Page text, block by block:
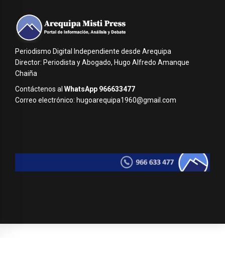
Periodismo Digital Independiente desde Arequipa
Director: Periodista y Abogado, Hugo Alfredo Amanque
Chaiña
Contáctenos al WhatsApp 966633477
Correo electrónico: hugoarequipa1960@gmail.com